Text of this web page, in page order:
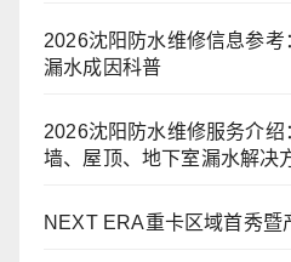
2026沈阳防水维修信息参
漏水成因科普
2026沈阳防水维修服务介
墙、屋顶、地下室漏水解决
NEXT ERA重卡区域首秀暨